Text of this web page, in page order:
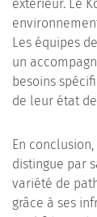
extérieur. Le
Les équipes
un
besoins
de leur état
En conclusion,
distingue par
variété de
grâce à ses